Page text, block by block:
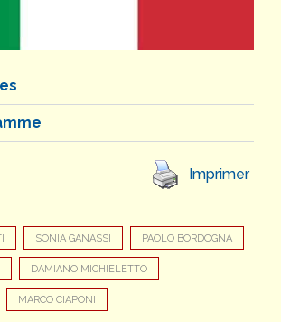
Imprimer
SONIA GANASSI PAOLO BORDOGNA
DAMIANO MICHIELETTO
MARCO CIAPONI